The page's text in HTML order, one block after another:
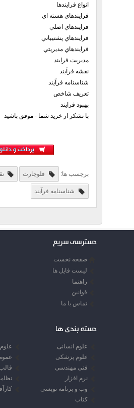
انواع فرايندها
فرايندهاي هسته اي
فرايندهاي اصلي
فرايندهاي پشتيباني
فرايندهاي مديريتي
مديريت فرايند
نقشه فرآیند
شناسنامه فرآيند
تعریف شاخص
بهبود فرایند
با تشکر از خرید شما - موفق باشید
پرداخت و
برچسب ها: فلوچارت
شناسنامه فرآيند
دسترسی سریع
صفحه نخست
لیست فایل ها
راهنما
قوانین
تماس با ما
دسته بندی ها
علوم انسانی
علوم
علوم پزشکی
فنی مهندسی
نرم افزار
وب و برنامه نویسی
کتاب